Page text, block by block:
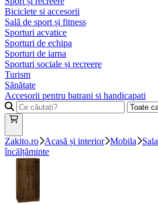
Biciclete si accesorii
Sală de sport și fitness
Sporturi acvatice
Sporturi de echipa
Sporturi de iarna
Sporturi sociale și recreere
Turism
Sănătate
Accesorii pentru batrani si handicapati
Zakito.ro Acasă și interior Mobila Sala
încălțăminte